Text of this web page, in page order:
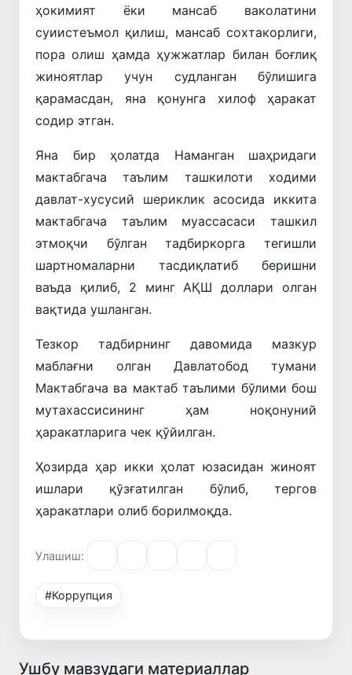
ҳокимият ёки мансаб ваколатини
суиистеъмол қилиш, мансаб сохтакорлиги,
пора олиш ҳамда ҳужжатлар билан боғлиқ
жиноятлар учун судланган бўлишига
қарамасдан, яна қонунга хилоф ҳаракат
содир этган.
Яна бир ҳолатда Наманган шаҳридаги
мактабгача таълим ташкилоти ходими
давлат-хусусий шериклик асосида иккита
мактабгача таълим муассасаси ташкил
этмоқчи бўлган тадбиркорга тегишли
шартномаларни тасдиқлатиб беришни
ваъда қилиб, 2 минг АҚШ доллари олган
вақтида ушланган.
Тезкор тадбирнинг давомида мазкур
маблағни олган Давлатобод тумани
Мактабгача ва мактаб таълими бўлими бош
мутахассисининг ҳам ноқонуний
ҳаракатларига чек қўйилган.
Ҳозирда ҳар икки ҳолат юзасидан жиноят
ишлари қўзғатилган бўлиб, тергов
ҳаракатлари олиб борилмоқда.
Улашиш:
#Коррупция
Ушбу мавзудаги материаллар